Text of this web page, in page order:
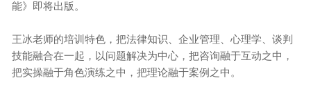
能》即将出版。
王冰老师的培训特色，把法律知识、企业管理、心理学、谈判
技能融合在一起，以问题解决为中心，把咨询融于互动之中，
把实操融于角色演练之中，把理论融于案例之中。